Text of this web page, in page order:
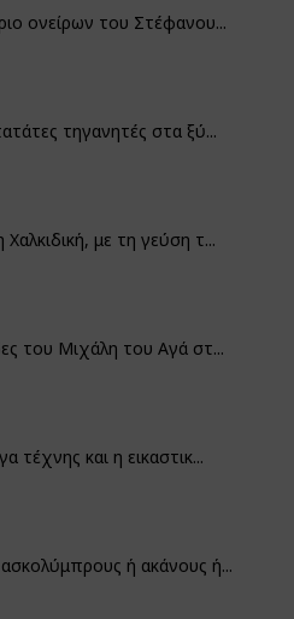
ονείρων του Στέφανου...
τηγανητές στα ξύ...
με τη γεύση τ...
του Μιχάλη του Αγά στ...
τέχνης και η εικαστικ...
ή ακάνους ή...